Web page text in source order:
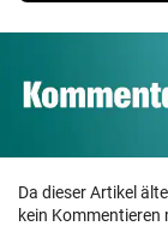
Da dieser Artikel
kein Kommentieren